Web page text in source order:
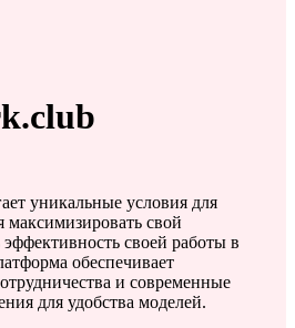
уникальные условия для
максимизировать свой
своей работы в
обеспечивает
и современные
для удобства моделей.